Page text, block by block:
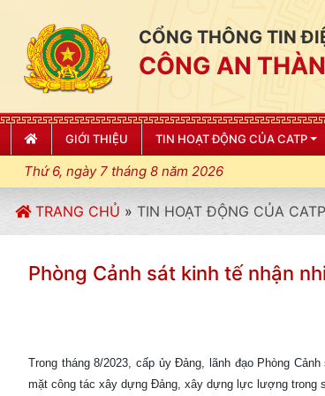
CỔNG THÔNG TIN
CÔNG AN
GIỚI THIỆU TIN HOẠT ĐỘNG CỦA CATP
Thứ 6, ngày 7 tháng 8 năm 2026
TRANG CHỦ » TIN HOẠT ĐỘNG CỦA CATP
Phòng Cảnh sát kinh tế nhận
Trong tháng 8/2023, cấp ủy Đảng, lãnh đạo Phòng
mặt công tác xây dựng Đảng, xây dựng lực lượng trong